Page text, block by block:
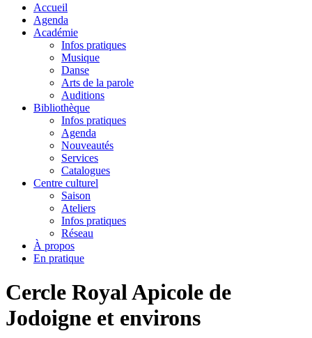
Accueil
Agenda
Académie
Infos pratiques
Musique
Danse
Arts de la parole
Auditions
Bibliothèque
Infos pratiques
Agenda
Nouveautés
Services
Catalogues
Centre culturel
Saison
Ateliers
Infos pratiques
Réseau
À propos
En pratique
Cercle Royal Apicole de
Jodoigne et environs